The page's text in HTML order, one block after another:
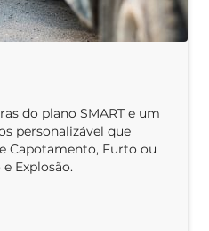
do plano SMART e um
personalizável que
Capotamento, Furto ou
Explosão.